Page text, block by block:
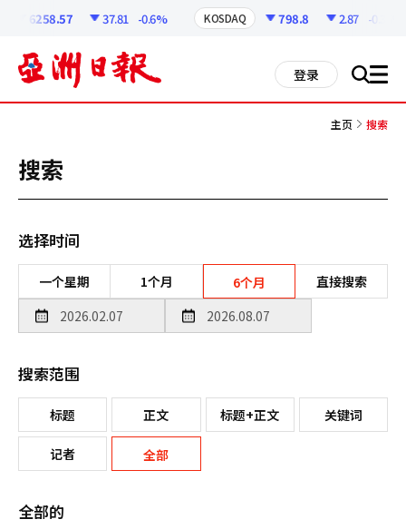
6258.57 37.81 -0.6% KOSDAQ 798.8 2.87 -0.36%
登录 搜 all
主页 搜索
搜索
选择时间
一个星期 1个月 6个月 直接搜索
搜索范围
标题 正文 标题+正文 关键词
记者 全部
全部的